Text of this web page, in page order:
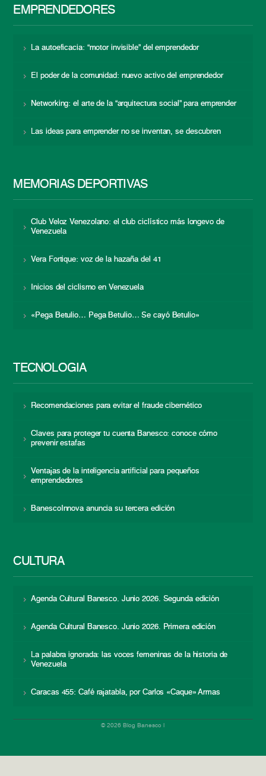
EMPRENDEDORES
La autoeficacia: “motor invisible” del emprendedor
El poder de la comunidad: nuevo activo del emprendedor
Networking: el arte de la “arquitectura social” para emprender
Las ideas para emprender no se inventan, se descubren
MEMORIAS DEPORTIVAS
Club Veloz Venezolano: el club ciclístico más longevo de
Venezuela
Vera Fortique: voz de la hazaña del 41
Inicios del ciclismo en Venezuela
«Pega Betulio… Pega Betulio… Se cayó Betulio»
TECNOLOGÍA
Recomendaciones para evitar el fraude cibernético
Claves para proteger tu cuenta Banesco: conoce cómo
prevenir estafas
Ventajas de la inteligencia artificial para pequeños
emprendedores
BanescoInnova anuncia su tercera edición
CULTURA
Agenda Cultural Banesco. Junio 2026. Segunda edición
Agenda Cultural Banesco. Junio 2026. Primera edición
La palabra ignorada: las voces femeninas de la historia de
Venezuela
Caracas 455: Café rajatabla, por Carlos «Caque» Armas
© 2026 Blog Banesco |